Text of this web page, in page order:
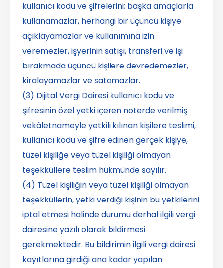
kullanıcı kodu ve şifrelerini; başka amaçlarla
kullanamazlar, herhangi bir üçüncü kişiye
açıklayamazlar ve kullanımına izin
veremezler, işyerinin satışı, transferi ve işi
bırakmada üçüncü kişilere devredemezler,
kiralayamazlar ve satamazlar.
(3) Dijital Vergi Dairesi kullanıcı kodu ve
şifresinin özel yetki içeren noterde verilmiş
vekâletnameyle yetkili kılınan kişilere teslimi,
kullanıcı kodu ve şifre edinen gerçek kişiye,
tüzel kişiliğe veya tüzel kişiliği olmayan
teşekküllere teslim hükmünde sayılır.
(4) Tüzel kişiliğin veya tüzel kişiliği olmayan
teşekküllerin, yetki verdiği kişinin bu yetkilerini
iptal etmesi halinde durumu derhal ilgili vergi
dairesine yazılı olarak bildirmesi
gerekmektedir. Bu bildirimin ilgili vergi dairesi
kayıtlarına girdiği ana kadar yapılan